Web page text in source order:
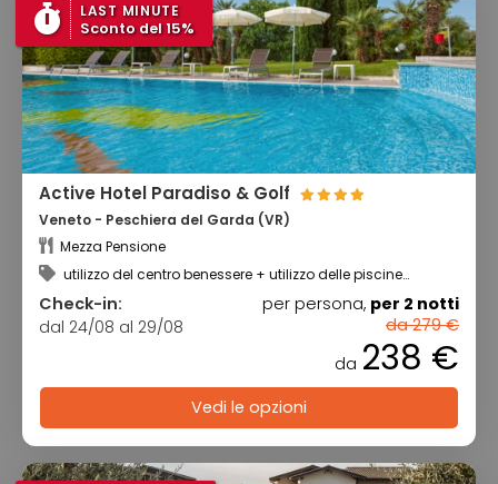
LAST MINUTE
Sconto del 15%
Active Hotel Paradiso & Golf
Veneto - Peschiera del Garda (VR)
Mezza Pensione
utilizzo del centro benessere + utilizzo delle piscine
Check-in:
dal 24/08 al 29/08
per persona, per 2 notti
da 279 €
da 238 €
Vedi le opzioni